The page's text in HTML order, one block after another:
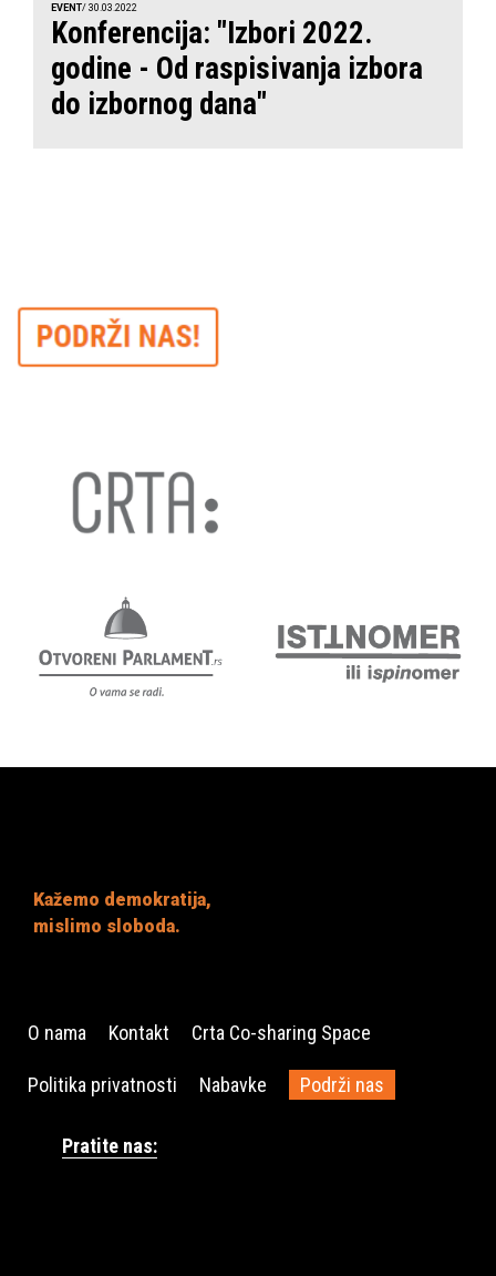
EVENT/ 30.03.2022
Konferencija: "Izbori 2022.
godine - Od raspisivanja izbora
do izbornog dana"
Kažemo demokratija,
mislimo sloboda.
O nama Kontakt Crta Co-sharing Space
Politika privatnosti Nabavke Podrži nas
Pratite nas: